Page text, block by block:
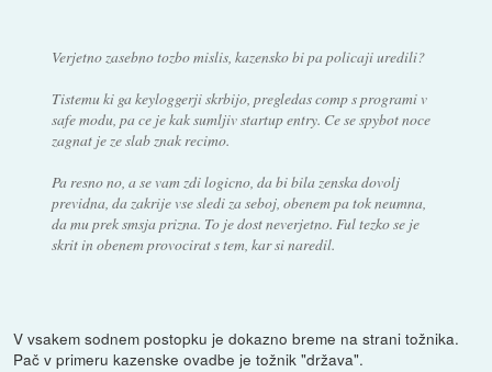
Verjetno zasebno tozbo mislis, kazensko bi pa policaji uredili?
Tistemu ki ga keyloggerji skrbijo, pregledas comp s programi v
safe modu, pa ce je kak sumljiv startup entry. Ce se spybot noce
zagnat je ze slab znak recimo.
Pa resno no, a se vam zdi logicno, da bi bila zenska dovolj
previdna, da zakrije vse sledi za seboj, obenem pa tok neumna,
da mu prek smsja prizna. To je dost neverjetno. Ful tezko se je
skrit in obenem provocirat s tem, kar si naredil.
V vsakem sodnem postopku je dokazno breme na strani tožnika.
Pač v primeru kazenske ovadbe je tožnik "država".